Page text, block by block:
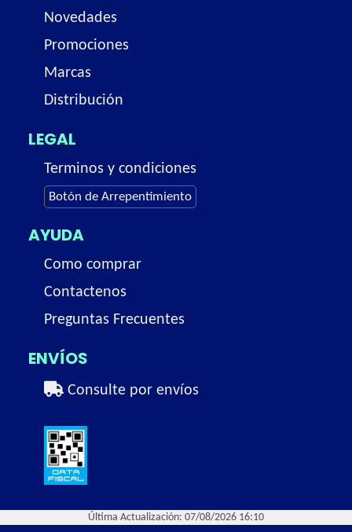
Novedades
Promociones
Marcas
Distribución
LEGAL
Terminos y condiciones
Botón de Arrepentimiento
AYUDA
Como comprar
Contactenos
Preguntas Frecuentes
ENVÍOS
Consulte por envíos
Última Actualización: 07/08/2026 16:10